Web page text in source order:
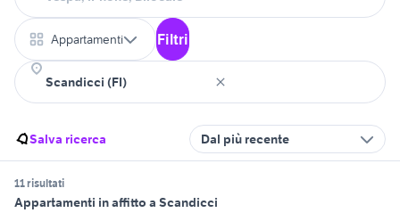
Appartamenti Filtri
Salva ricerca Dal più recente
11 risultati
Appartamenti in affitto a Scandicci